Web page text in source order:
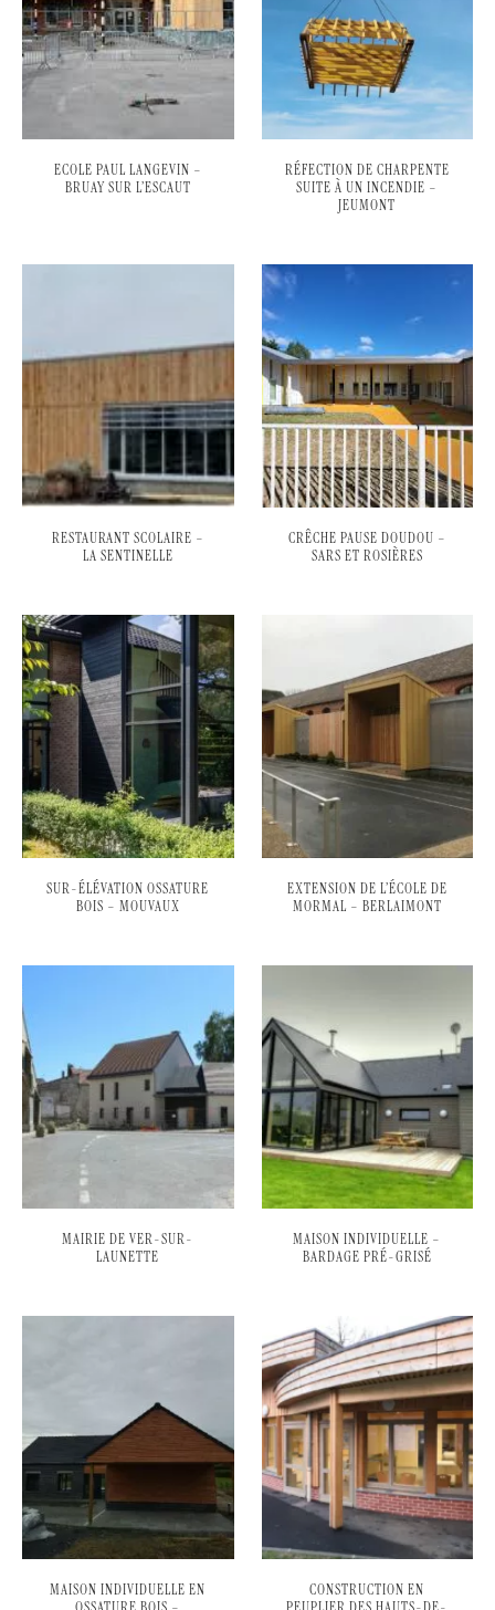
ECOLE PAUL LANGEVIN –
BRUAY SUR L’ESCAUT
RÉFECTION DE CHARPENTE
SUITE À UN INCENDIE –
JEUMONT
RESTAURANT SCOLAIRE –
LA SENTINELLE
CRÊCHE PAUSE DOUDOU –
SARS ET ROSIÈRES
SUR-ÉLÉVATION OSSATURE
BOIS – MOUVAUX
EXTENSION DE L’ÉCOLE DE
MORMAL – BERLAIMONT
MAIRIE DE VER-SUR-
LAUNETTE
MAISON INDIVIDUELLE –
BARDAGE PRÉ-GRISÉ
MAISON INDIVIDUELLE EN
CONSTRUCTION EN